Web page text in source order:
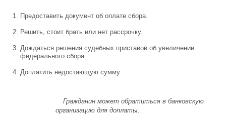
Предоставить документ об оплате сбора.
Решить, стоит брать или нет рассрочку.
Дождаться решения судебных приставов об увеличении
федерального сбора.
Доплатить недостающую сумму.
Гражданин может обратиться в банковскую
организацию для доплаты.